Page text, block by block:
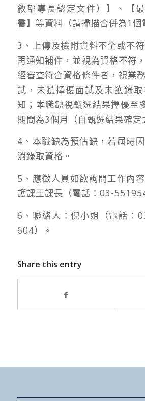
敘部專長認定文件）】、【
書】等資料（請掃描合併為1個
3、上傳及檢附資料不全或不
再通知補件，並視為資格不符
經審查符合資格條件者，視業
試，未獲擇優面試及未獲錄
知；本職缺視甄選結果擇優至
期間為3個月（自甄選結果確定
4、本職缺為預估缺，若屆時
消錄取資格。
5、應徵人員如欲詢問工作內
護課王課長（電話：03-
6、聯絡人：倪小姐（電話：
604）。
Share this entry